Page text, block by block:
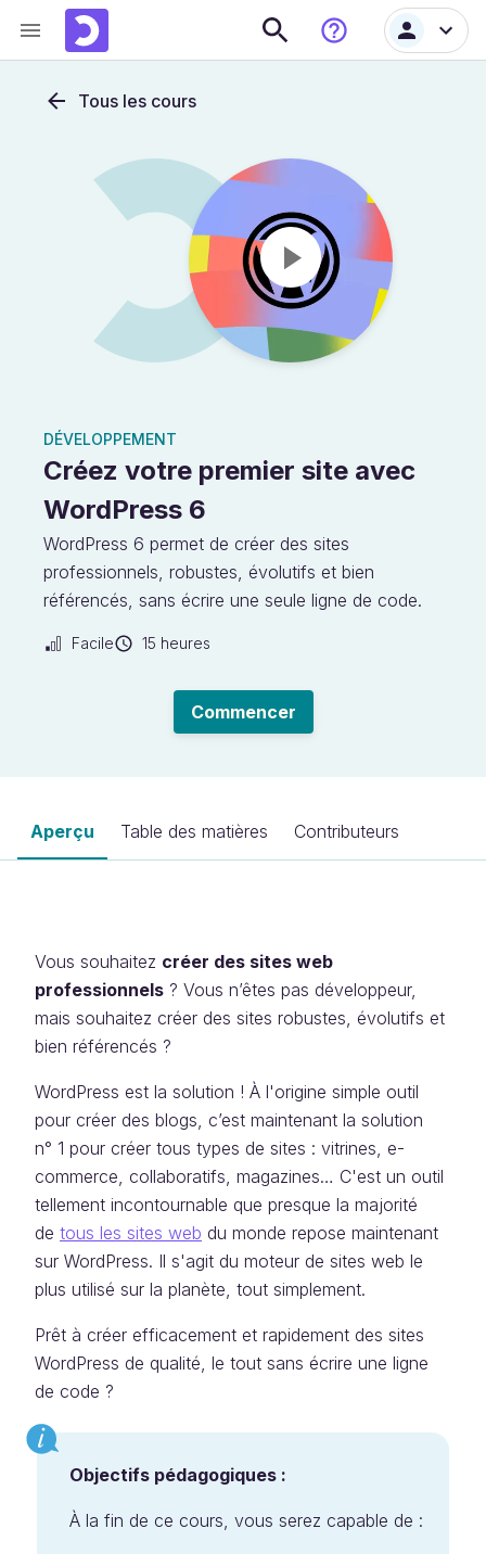
Tous les cours
DÉVELOPPEMENT
Créez votre premier site avec
WordPress 6
WordPress 6 permet de créer des sites
professionnels, robustes, évolutifs et bien
référencés, sans écrire une seule ligne de code.
Facile 15 heures
Commencer
Aperçu Table des matières Contributeurs
Vous souhaitez créer des sites web
professionnels ? Vous n’êtes pas développeur,
mais souhaitez créer des sites robustes, évolutifs et
bien référencés ?
WordPress est la solution ! À l'origine simple outil
pour créer des blogs, c’est maintenant la solution
n° 1 pour créer tous types de sites : vitrines, e-
commerce, collaboratifs, magazines… C'est un outil
tellement incontournable que presque la majorité
de tous les sites web du monde repose maintenant
sur WordPress. Il s'agit du moteur de sites web le
plus utilisé sur la planète, tout simplement.
Prêt à créer efficacement et rapidement des sites
WordPress de qualité, le tout sans écrire une ligne
de code ?
Objectifs pédagogiques :
À la fin de ce cours, vous serez capable de :